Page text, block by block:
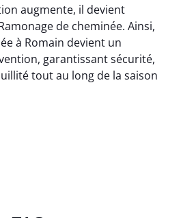
augmente, il devient
de cheminée. Ainsi,
à Romain devient un
garantissant sécurité,
tout au long de la saison